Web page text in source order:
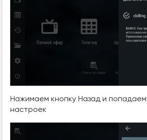
Нажимаем кнопку Назад и
настроек